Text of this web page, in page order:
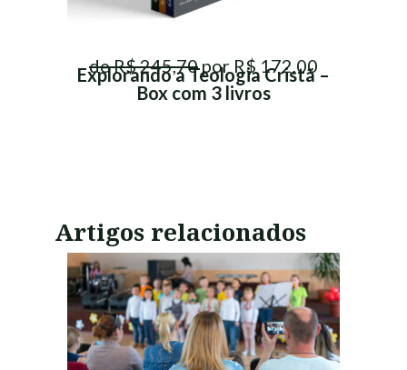
de R$ 245,70por R$ 172,00
Explorando a Teologia Cristã –
Box com 3 livros
Artigos relacionados